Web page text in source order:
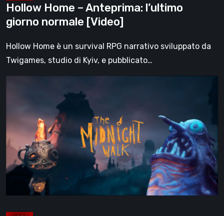
Hollow Home – Anteprima: l’ultimo
giorno normale [Video]
Hollow Home è un survival RPG narrativo sviluppato da
Twigames, studio di Kyiv, e pubblicato…
la
recensione:
una
malinconica
gotica